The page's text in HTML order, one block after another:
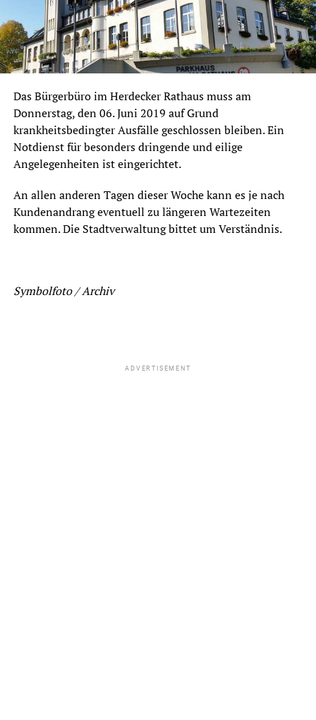
Das Bürgerbüro im Herdecker Rathaus muss am
Donnerstag, den 06. Juni 2019 auf Grund
krankheitsbedingter Ausfälle geschlossen bleiben. Ein
Notdienst für besonders dringende und eilige
Angelegenheiten ist eingerichtet.
An allen anderen Tagen dieser Woche kann es je nach
Kundenandrang eventuell zu längeren Wartezeiten
kommen. Die Stadtverwaltung bittet um Verständnis.
Symbolfoto / Archiv
ADVERTISEMENT